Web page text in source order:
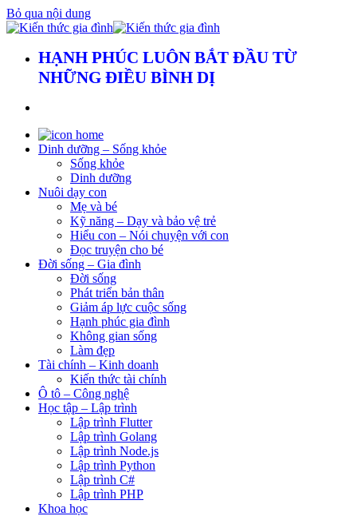
Bỏ qua nội dung
HẠNH PHÚC LUÔN BẮT ĐẦU TỪ
NHỮNG ĐIỀU BÌNH DỊ
Dinh dưỡng – Sống khỏe
Sống khỏe
Dinh dưỡng
Nuôi dạy con
Mẹ và bé
Kỹ năng – Dạy và bảo vệ trẻ
Hiểu con – Nói chuyện với con
Đọc truyện cho bé
Đời sống – Gia đình
Đời sống
Phát triển bản thân
Giảm áp lực cuộc sống
Hạnh phúc gia đình
Không gian sống
Làm đẹp
Tài chính – Kinh doanh
Kiến thức tài chính
Ô tô – Công nghệ
Học tập – Lập trình
Lập trình Flutter
Lập trình Golang
Lập trình Node.js
Lập trình Python
Lập trình C#
Lập trình PHP
Khoa học